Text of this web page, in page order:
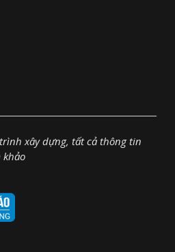
xây dựng, tất cả thông tin